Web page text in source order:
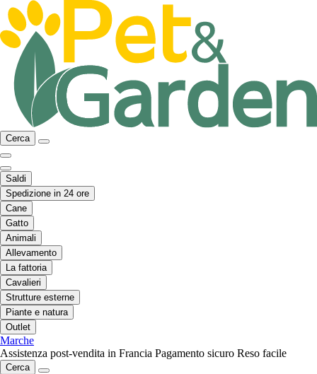
Cerca
Saldi
Spedizione in 24 ore
Cane
Gatto
Animali
Allevamento
La fattoria
Cavalieri
Strutture esterne
Piante e natura
Outlet
Marche
Assistenza post-vendita in Francia Pagamento sicuro Reso facile
Cerca